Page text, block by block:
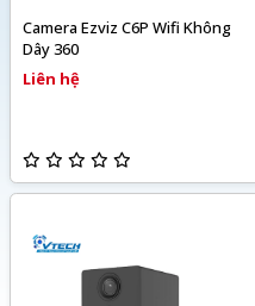
Camera Ezviz C6P Wifi Không
Dây 360
Liên hệ